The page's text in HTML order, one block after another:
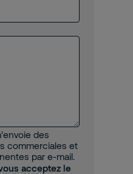
des
commerciales et
par e-mail.
acceptez le